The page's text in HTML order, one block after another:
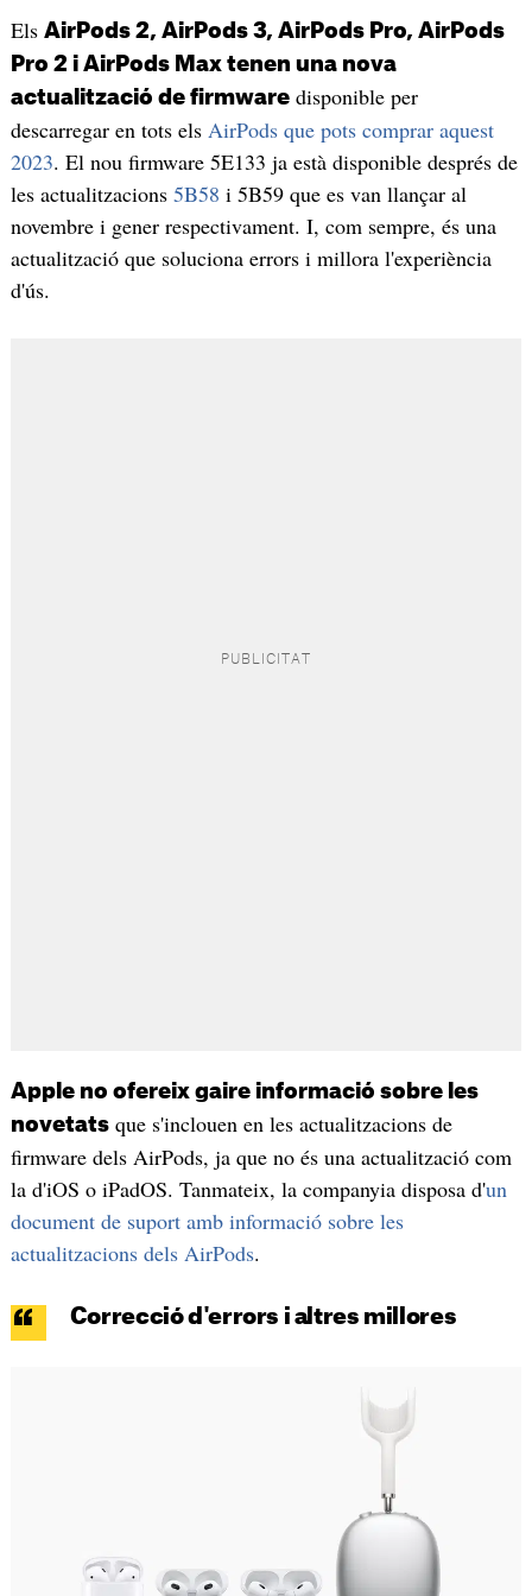
Els AirPods 2, AirPods 3, AirPods Pro, AirPods
Pro 2 i AirPods Max tenen una nova
actualització de firmwaredisponible per
descarregar en tots els AirPods que pots comprar aquest
2023. El nou firmware 5E133 ja està disponible després de
les actualitzacions 5B58 i 5B59 que es van llançar al
novembre i gener respectivament. I, com sempre, és una
actualització que soluciona errors i millora l'experiència
d'ús.
Apple no ofereix gaire informació sobre les
novetatsque s'inclouen en les actualitzacions de
firmware dels AirPods, ja que no és una actualització com
la d'iOS o iPadOS. Tanmateix, la companyia disposa d'un
document de suport amb informació sobre les
actualitzacions dels AirPods.
Correcció d'errors i altres millores